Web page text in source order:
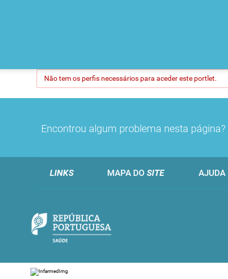
Não tem os perfis necessários para aceder este portlet.
Encontrou algum problema nesta página?
LINKS MAPA DO SITE AJUDA